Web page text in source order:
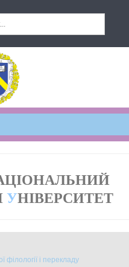
УНІВЕРСИТЕТ
філології і перекладу